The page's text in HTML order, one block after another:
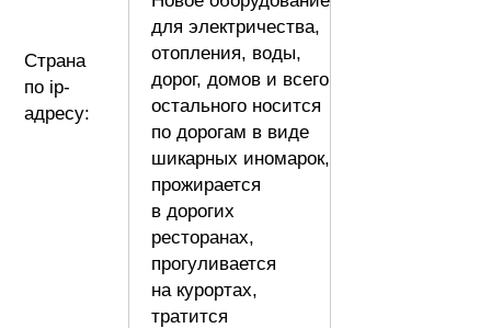
Страна
по ip-
адресу:
для электричества,
отопления, воды,
дорог, домов и всего
остального носится
по дорогам в виде
шикарных иномарок,
прожирается
в дорогих
ресторанах,
прогуливается
на курортах,
тратится